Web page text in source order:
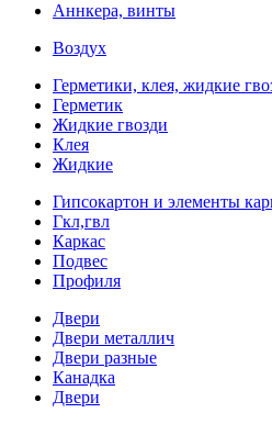
Аннкера, винты
Воздух
Герметики, клея, жидкие
Герметик
Жидкие гвозди
Клея
Жидкие
Гипсокартон и элементы
Гкл,гвл
Каркас
Подвес
Профиля
Двери
Двери металлич
Двери разные
Канадка
Двери